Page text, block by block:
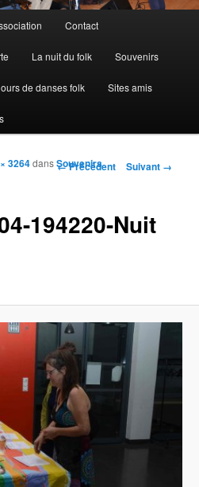
Contact
La nuit du folk Souvenirs
de danses folk Sites amis
Navigation des images
← Précédent Suivant →
194220-Nuit
3264dansSouvenirs